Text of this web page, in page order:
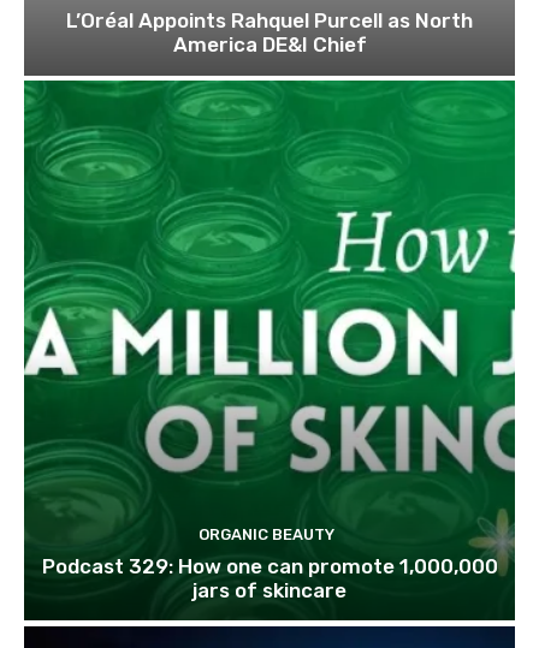
L’Oréal Appoints Rahquel Purcell as North
America DE&I Chief
ORGANIC BEAUTY
Podcast 329: How one can promote 1,000,000
jars of skincare